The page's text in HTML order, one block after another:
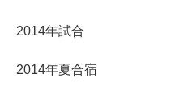
2014年試合
2014年夏合宿